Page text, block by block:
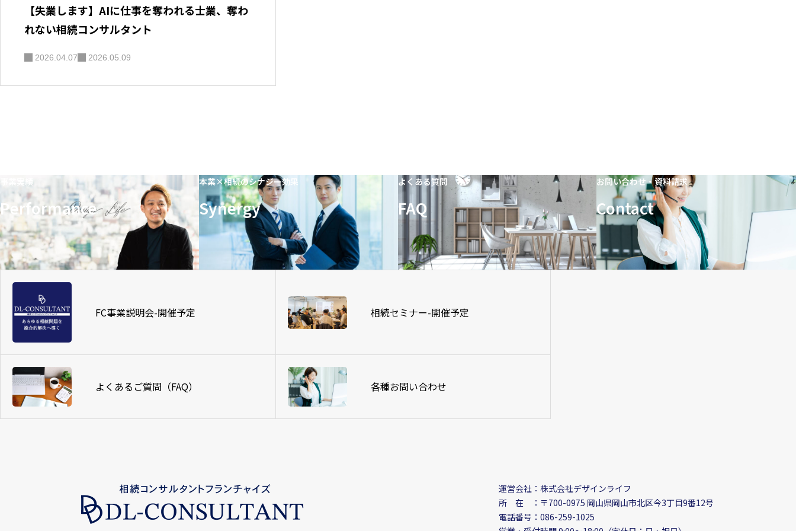
【失業します】AIに仕事を奪われる士業、奪わ
れない相続コンサルタント
2026.04.07 2026.05.09
事業実績
Performance
本業×相続のシナジー効果
Synergy
よくある質問
FAQ
お問い合わせ・資料請求
Contact
FC事業説明会-開催予定 相続セミナー-開催予定
よくあるご質問（FAQ） 各種お問い合わせ
運営会社：株式会社デザインライフ
所 在 ：〒700-0975 岡山県岡山市北区今3丁目9番12号
電話番号：086-259-1025